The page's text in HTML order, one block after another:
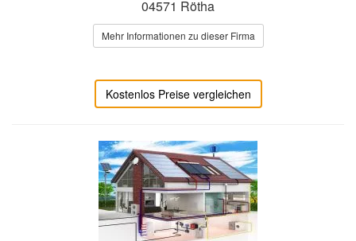
04571 Rötha
Mehr Informationen zu dieser Firma
Kostenlos Preise vergleichen